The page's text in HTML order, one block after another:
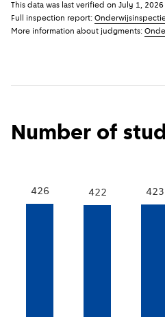
This data was last verified on July 1, 2026
Full inspection report:
More information about judgments:
Number of
426 422 423